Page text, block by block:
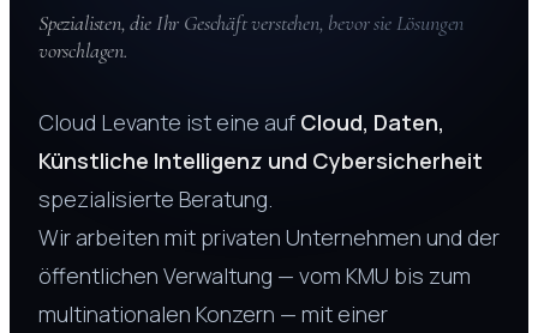
Spezialisten, die Ihr Geschäft verstehen, bevor sie Lösungen
vorschlagen.
Cloud Levante ist eine auf Cloud, Daten,
Künstliche Intelligenz und Cybersicherheit
spezialisierte Beratung.
Wir arbeiten mit privaten Unternehmen und der
öffentlichen Verwaltung — vom KMU bis zum
multinationalen Konzern — mit einer